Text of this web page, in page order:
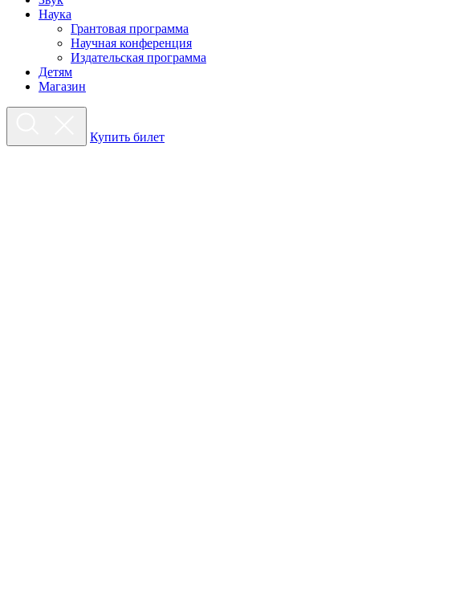
Наука
Грантовая программа
Научная конференция
Издательская программа
Детям
Магазин
Купить билет